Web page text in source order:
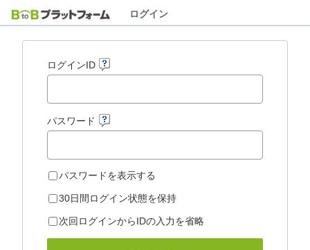
ログイン
ログインID
パスワード
パスワードを表示する
30日間ログイン状態を保持
次回ログインからIDの入力を省略